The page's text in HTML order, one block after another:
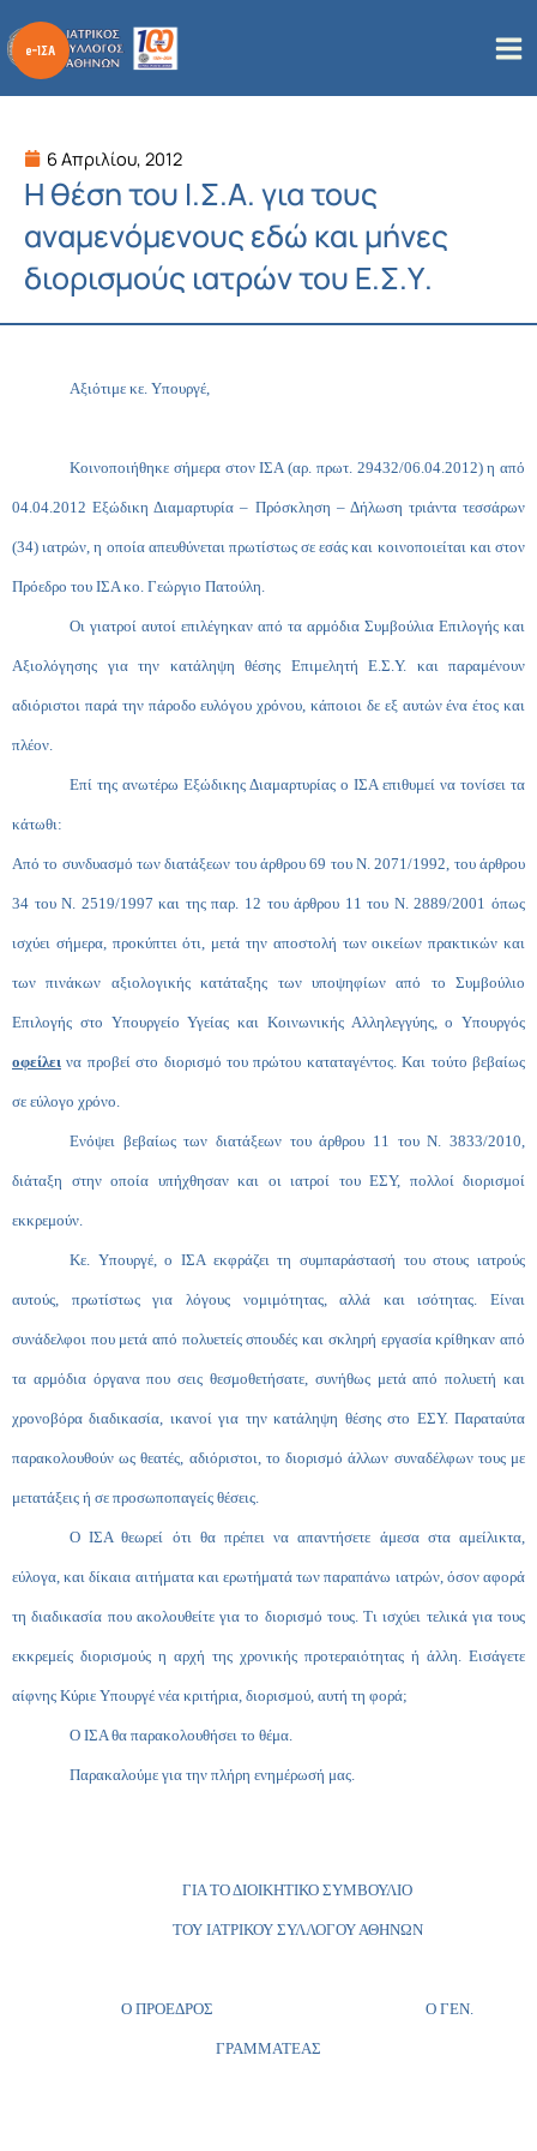
στο
περιεχόμενο
6 Απριλίου, 2012
Η θέση του Ι.Σ.Α. για τους
αναμενόμενους εδώ και μήνες
διορισμούς ιατρών του Ε.Σ.Υ.
Αξιότιμε κε. Υπουργέ,
Κοινοποιήθηκε σήμερα στον ΙΣΑ (αρ. πρωτ. 29432/06.04.2012) η από
04.04.2012 Εξώδικη Διαμαρτυρία – Πρόσκληση – Δήλωση τριάντα τεσσάρων
(34) ιατρών, η οποία απευθύνεται πρωτίστως σε εσάς και κοινοποιείται και στον
Πρόεδρο του ΙΣΑ κο. Γεώργιο Πατούλη.
Οι γιατροί αυτοί επιλέγηκαν από τα αρμόδια Συμβούλια Επιλογής και
Αξιολόγησης για την κατάληψη θέσης Επιμελητή Ε.Σ.Υ. και παραμένουν
αδιόριστοι παρά την πάροδο ευλόγου χρόνου, κάποιοι δε εξ αυτών ένα έτος και
πλέον.
Επί της ανωτέρω Εξώδικης Διαμαρτυρίας ο ΙΣΑ επιθυμεί να τονίσει τα
κάτωθι:
Από το συνδυασμό των διατάξεων του άρθρου 69 του Ν. 2071/1992, του άρθρου
34 του Ν. 2519/1997 και της παρ. 12 του άρθρου 11 του Ν. 2889/2001 όπως
ισχύει σήμερα, προκύπτει ότι, μετά την αποστολή των οικείων πρακτικών και
των πινάκων αξιολογικής κατάταξης των υποψηφίων από το Συμβούλιο
Επιλογής στο Υπουργείο Υγείας και Κοινωνικής Αλληλεγγύης, ο Υπουργός
οφείλει να προβεί στο διορισμό του πρώτου καταταγέντος. Και τούτο βεβαίως
σε εύλογο χρόνο.
Ενόψει βεβαίως των διατάξεων του άρθρου 11 του Ν. 3833/2010,
διάταξη στην οποία υπήχθησαν και οι ιατροί του ΕΣΥ, πολλοί διορισμοί
εκκρεμούν.
Κε. Υπουργέ, ο ΙΣΑ εκφράζει τη συμπαράστασή του στους ιατρούς
αυτούς, πρωτίστως για λόγους νομιμότητας, αλλά και ισότητας. Είναι
συνάδελφοι που μετά από πολυετείς σπουδές και σκληρή εργασία κρίθηκαν από
τα αρμόδια όργανα που σεις θεσμοθετήσατε, συνήθως μετά από πολυετή και
χρονοβόρα διαδικασία, ικανοί για την κατάληψη θέσης στο ΕΣΥ. Παραταύτα
παρακολουθούν ως θεατές, αδιόριστοι, το διορισμό άλλων συναδέλφων τους με
μετατάξεις ή σε προσωποπαγείς θέσεις.
Ο ΙΣΑ θεωρεί ότι θα πρέπει να απαντήσετε άμεσα στα αμείλικτα,
εύλογα, και δίκαια αιτήματα και ερωτήματά των παραπάνω ιατρών, όσον αφορά
τη διαδικασία που ακολουθείτε για το διορισμό τους. Τι ισχύει τελικά για τους
εκκρεμείς διορισμούς η αρχή της χρονικής προτεραιότητας ή άλλη. Εισάγετε
αίφνης Κύριε Υπουργέ νέα κριτήρια, διορισμού, αυτή τη φορά;
Ο ΙΣΑ θα παρακολουθήσει το θέμα.
Παρακαλούμε για την πλήρη ενημέρωσή μας.
ΓΙΑ ΤΟ ΔΙΟΙΚΗΤΙΚΟ ΣΥΜΒΟΥΛΙΟ
ΤΟΥ ΙΑΤΡΙΚΟΥ ΣΥΛΛΟΓΟΥ ΑΘΗΝΩΝ
Ο ΠΡΟΕΔΡΟΣ Ο ΓΕΝ.
ΓΡΑΜΜΑΤΕΑΣ